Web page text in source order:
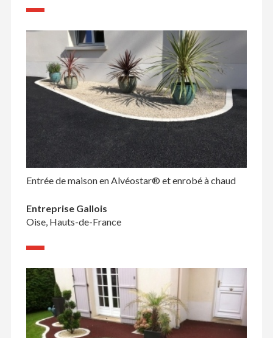
Entrée de maison en Alvéostar® et enrobé à chaud
Entreprise Gallois
Oise, Hauts-de-France